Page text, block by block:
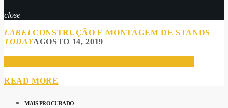
close
LABELCONSTRUÇÃO E MONTAGEM DE STANDS
TODAYAGOSTO 14, 2019
READ MORE
MAIS PROCURADO